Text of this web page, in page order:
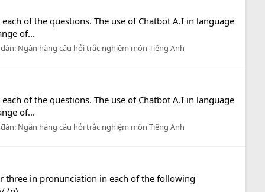
of the questions. The use of Chatbot A.I in language
of...
Ngân hàng câu hỏi trắc nghiệm môn Tiếng Anh
of the questions. The use of Chatbot A.I in language
of...
Ngân hàng câu hỏi trắc nghiệm môn Tiếng Anh
three in pronunciation in each of the following